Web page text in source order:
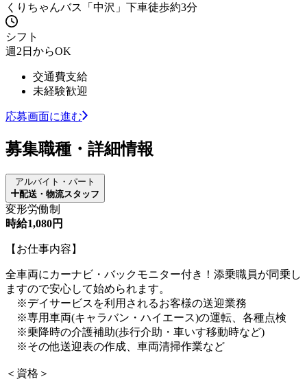
くりちゃんバス「中沢」下車徒歩約3分
シフト
週2日からOK
交通費支給
未経験歓迎
応募画面に進む
募集職種・詳細情報
アルバイト・パート
配送・物流スタッフ
変形労働制
時給1,080円
【お仕事内容】
全車両にカーナビ・バックモニター付き！添乗職員が同乗し
ますので安心して始められます。
※デイサービスを利用されるお客様の送迎業務
※専用車両(キャラバン・ハイエース)の運転、各種点検
※乗降時の介護補助(歩行介助・車いす移動時など)
※その他送迎表の作成、車両清掃作業など
＜資格＞